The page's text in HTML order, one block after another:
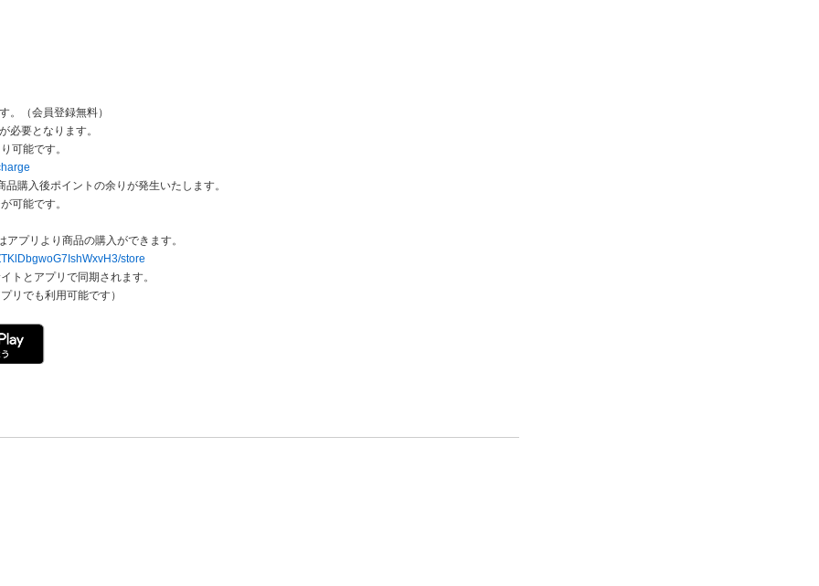
。（会員登録無料）
必要となります。
可能です。
購入後ポイントの余りが発生いたします。
可能です。
プリより商品の購入ができます。
store
トとアプリで同期されます。
リでも利用可能です）